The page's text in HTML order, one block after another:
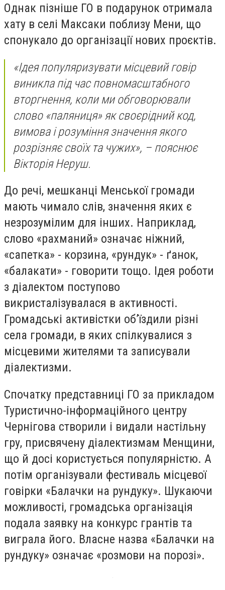
Однак пізніше ГО в подарунок отримала
хату в селі Максаки поблизу Мени, що
спонукало до організації нових проєктів.
«Ідея популяризувати місцевий говір
виникла під час повномасштабного
вторгнення, коли ми обговорювали
слово «паляниця» як своєрідний код,
вимова і розуміння значення якого
розрізняє своїх та чужих», – пояснює
Вікторія Неруш.
До речі, мешканці Менської громади
мають чимало слів, значення яких є
незрозумілим для інших. Наприклад,
слово «рахманий» означає ніжний,
«сапетка» - корзина, «рундук» - ґанок,
«балакати» - говорити тощо. Ідея роботи
з діалектом поступово
викристалізувалася в активності.
Громадські активістки обʼїздили різні
села громади, в яких спілкувалися з
місцевими жителями та записували
діалектизми.
Спочатку представниці ГО за прикладом
Туристично-інформаційного центру
Чернігова створили і видали настільну
гру, присвячену діалектизмам Менщини,
що й досі користується популярністю. А
потім організували фестиваль місцевої
говірки «Балачки на рундуку». Шукаючи
можливості, громадська організація
подала заявку на конкурс грантів та
виграла його. Власне назва «Балачки на
рундуку» означає «розмови на порозі».